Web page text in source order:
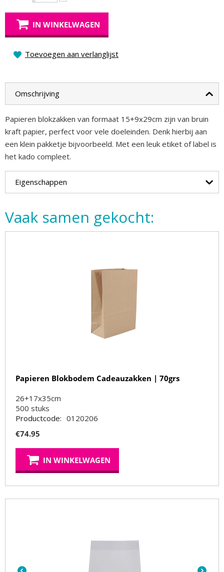
IN WINKELWAGEN
Toevoegen aan verlanglijst
Omschrijving
Papieren blokzakken van formaat 15+9x29cm zijn van bruin
kraft papier, perfect voor vele doeleinden. Denk hierbij aan
een klein pakketje bijvoorbeeld. Met een leuk etiket of label is
het kado compleet.
Eigenschappen
Vaak samen gekocht:
Papieren Blokbodem Cadeauzakken | 70grs
26+17x35cm
500 stuks
Productcode: 0120206
€74.95
IN WINKELWAGEN